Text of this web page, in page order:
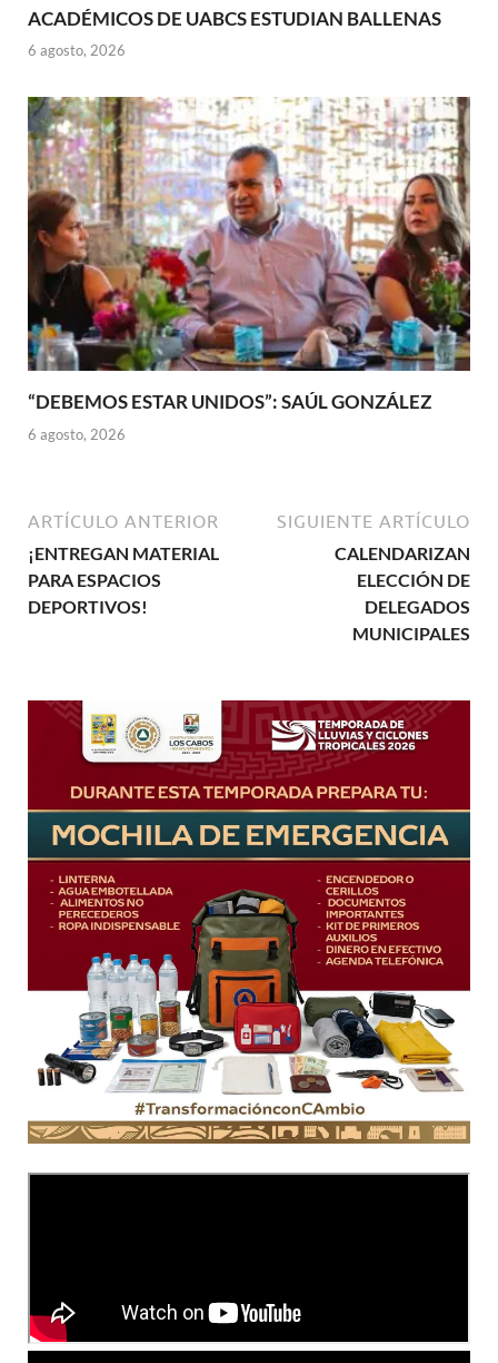
ACADÉMICOS DE UABCS ESTUDIAN BALLENAS
6 agosto, 2026
“DEBEMOS ESTAR UNIDOS”: SAÚL GONZÁLEZ
6 agosto, 2026
ARTÍCULO ANTERIOR
¡ENTREGAN MATERIAL
PARA ESPACIOS
DEPORTIVOS!
SIGUIENTE ARTÍCULO
CALENDARIZAN
ELECCIÓN DE
DELEGADOS
MUNICIPALES